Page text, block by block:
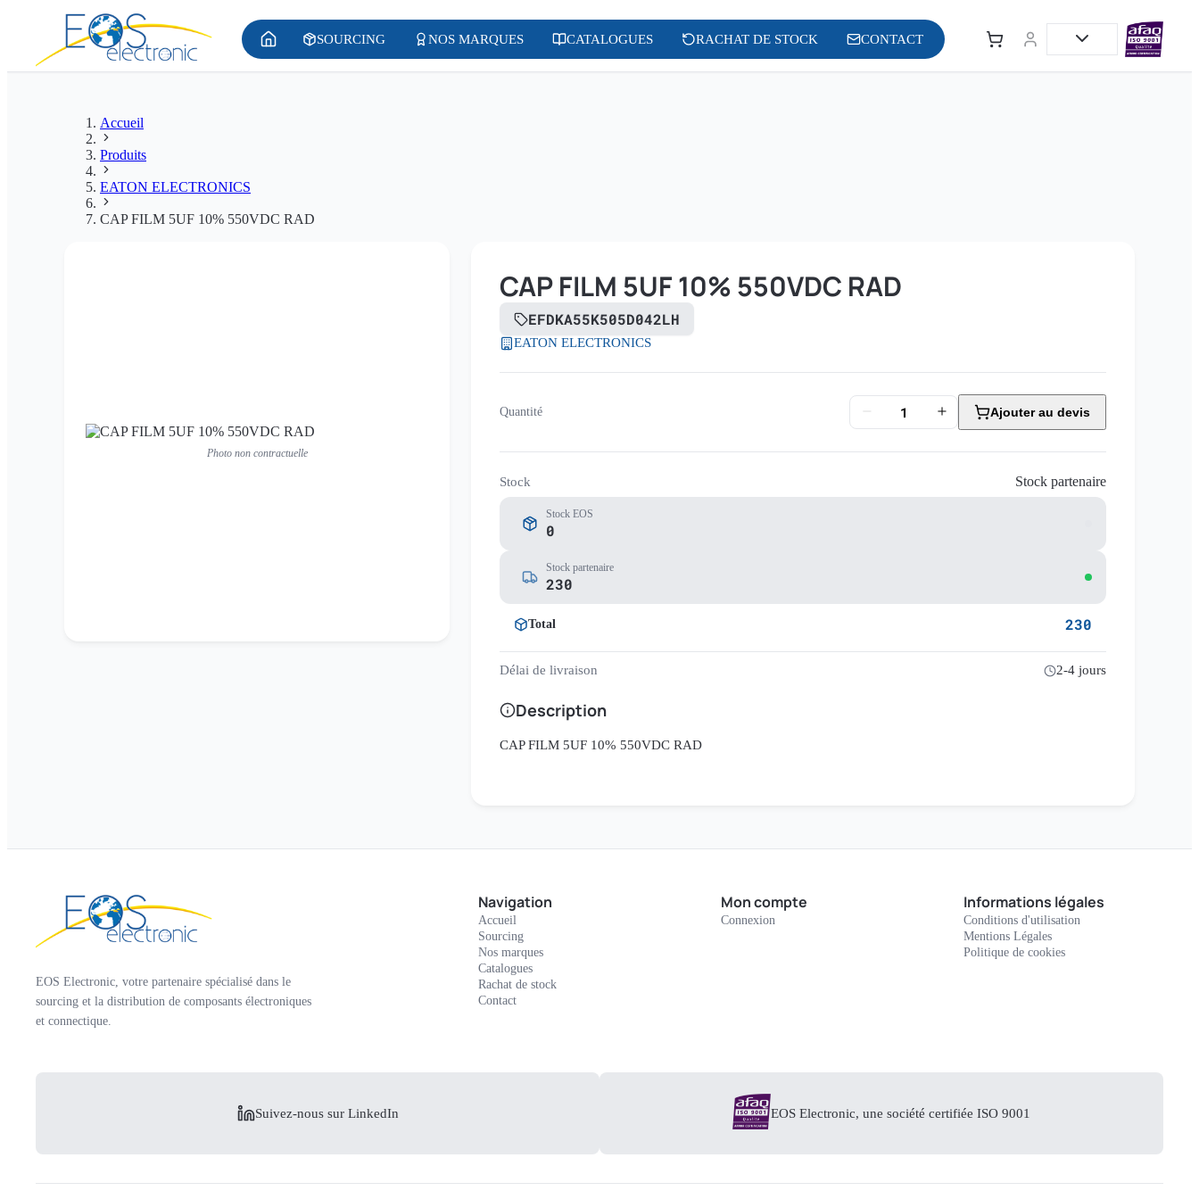
SOURCING NOS MARQUES CATALOGUES RACHAT DE STOCK CONTACT
Accueil
Produits
EATON ELECTRONICS
CAP FILM 5UF 10% 550VDC RAD
Photo non contractuelle
CAP FILM 5UF 10% 550VDC RAD
EFDKA55K505D042LH
EATON ELECTRONICS
Quantité Ajouter au devis
Stock Stock partenaire
Stock EOS
0
Stock partenaire
230
Total 230
Délai de livraison 2-4 jours
Description
CAP FILM 5UF 10% 550VDC RAD
EOS Electronic, votre partenaire spécialisé dans le
sourcing et la distribution de composants électroniques
et connectique.
Navigation
Accueil
Sourcing
Nos marques
Catalogues
Rachat de stock
Contact
Mon compte
Connexion
Informations légales
Conditions d'utilisation
Mentions Légales
Politique de cookies
Suivez-nous sur LinkedIn EOS Electronic, une société certifiée ISO 9001